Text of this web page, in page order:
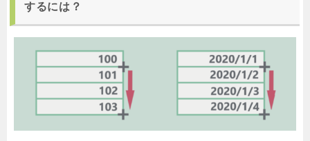
するには？